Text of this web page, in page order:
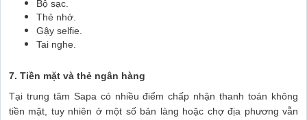
Bộ sạc.
Thẻ nhớ.
Gậy selfie.
Tai nghe.
7. Tiền mặt và thẻ ngân hàng
Tại trung tâm Sapa có nhiều điểm chấp nhận thanh toán không
tiền mặt, tuy nhiên ở một số bản làng hoặc chợ địa phương vẫn